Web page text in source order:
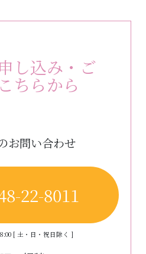
し込み・ご
ちらから
お問い合わせ
22-8011
[ 土・日・祝日除く ]